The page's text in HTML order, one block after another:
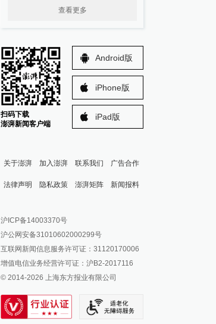
查看更多
扫码下载
澎湃新闻客户端
Android版
iPhone版
iPad版
关于澎湃 加入澎湃 联系我们 广告合作
法律声明 隐私政策 澎湃矩阵
澎湃新闻公众号
澎湃新闻抖音号
派生万物开放平台
IP SHANGHAI
SIXTH TONE
新闻报料
报料邮箱: news@thepaper.cn
沪ICP备14003370号
沪公网安备31010602000299号
互联网新闻信息服务许可证：31120170006
增值电信业务经营许可证：沪B2-2017116
© 2014-2026 上海东方报业有限公司